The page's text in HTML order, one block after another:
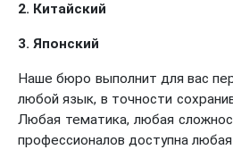
2. Китайский
3. Японский
Наше бюро выполнит для вас
любой язык, в точности
Любая тематика, любая
профессионалов доступна